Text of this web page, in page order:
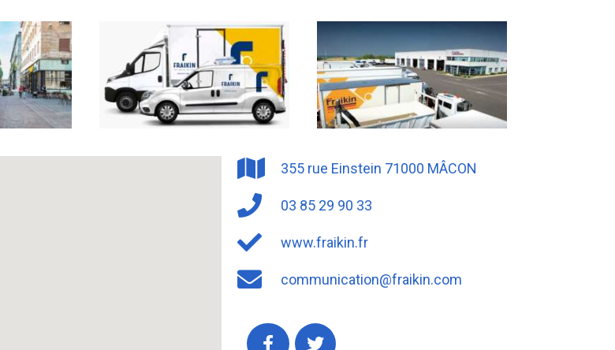
355 rue Einstein 71000 MÂCON
03 85 29 90 33
www.fraikin.fr
communication@fraikin.com